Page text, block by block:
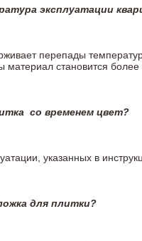
эксплуатации
перепады
материал становится
со временем цвет?
указанных в
для плитки?